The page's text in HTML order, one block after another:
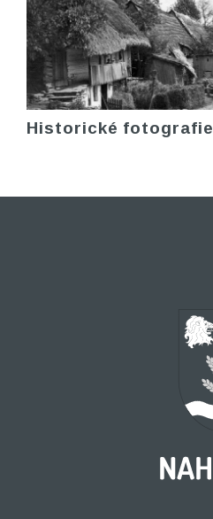
Historické fotografie